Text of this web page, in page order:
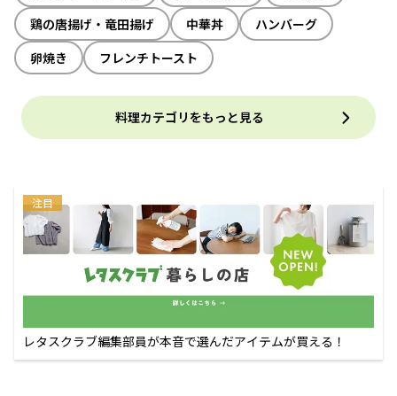
鶏の唐揚げ・竜田揚げ
中華丼
ハンバーグ
卵焼き
フレンチトースト
料理カテゴリをもっと見る
注目
レタスクラブ編集部員が本音で選んだアイテムが買える！